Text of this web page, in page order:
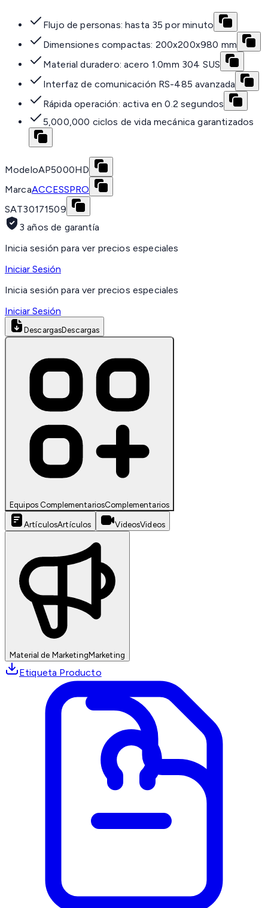
Flujo de personas: hasta 35 por minuto
Dimensiones compactas: 200x200x980 mm
Material duradero: acero 1.0mm 304 SUS
Interfaz de comunicación RS-485 avanzada
Rápida operación: activa en 0.2 segundos
5,000,000 ciclos de vida mecánica garantizados
ModeloAP5000HD
MarcaACCESSPRO
SAT30171509
3 años de garantía
Inicia sesión para ver precios especiales
Iniciar Sesión
Inicia sesión para ver precios especiales
Iniciar Sesión
DescargasDescargas
Equipos ComplementariosComplementarios
ArtículosArtículos VideosVideos
Material de MarketingMarketing
Etiqueta Producto